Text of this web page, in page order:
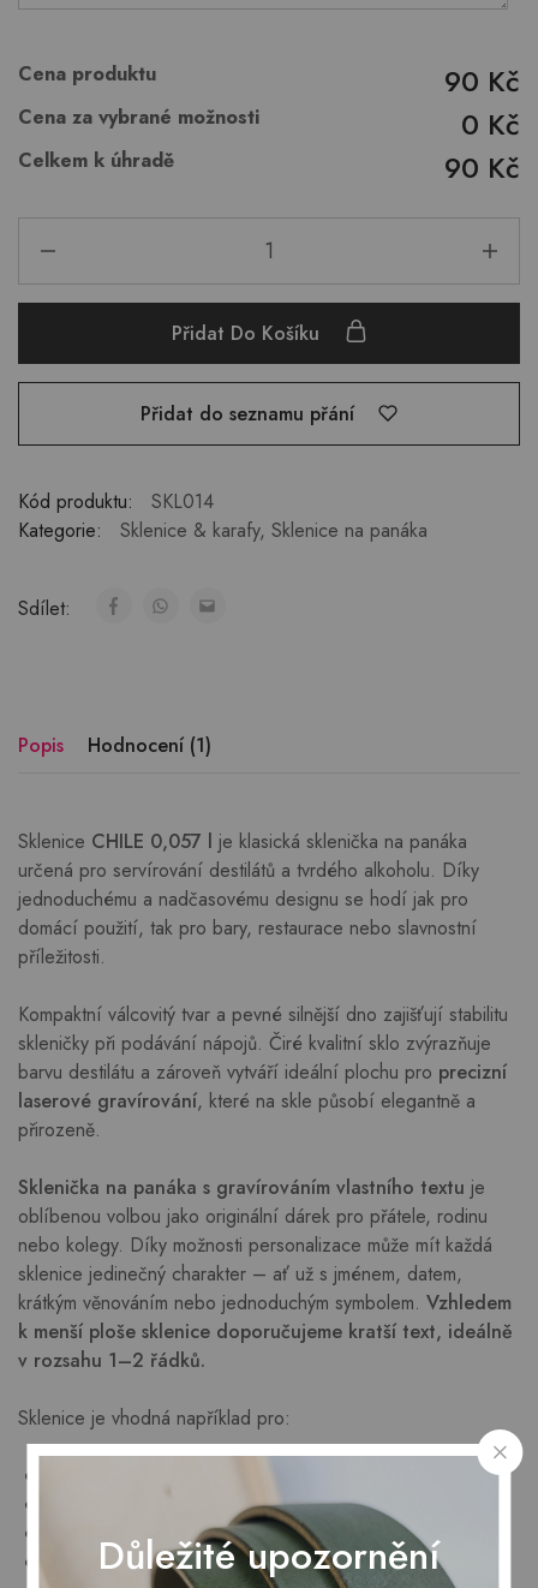
Cena produktu 90 Kč
Cena za vybrané možnosti 0 Kč
Celkem k úhradě 90 Kč
Přidat Do Košíku
Přidat do seznamu přání
Kód produktu:
SKL014
Kategorie:
Sklenice & karafy, Sklenice na panáka
Sdílet:
Popis Hodnocení (1)
Sklenice CHILE 0,057 l je klasická sklenička na panáka
určená pro servírování destilátů a tvrdého alkoholu. Díky
jednoduchému a nadčasovému designu se hodí jak pro
domácí použití, tak pro bary, restaurace nebo slavnostní
příležitosti.
Kompaktní válcovitý tvar a pevné silnější dno zajišťují stabilitu
skleničky při podávání nápojů. Čiré kvalitní sklo zvýrazňuje
barvu destilátu a zároveň vytváří ideální plochu pro precizní
laserové gravírování, které na skle působí elegantně a
přirozeně.
Sklenička na panáka s gravírováním vlastního textu je
oblíbenou volbou jako originální dárek pro přátele, rodinu
nebo kolegy. Díky možnosti personalizace může mít každá
sklenice jedinečný charakter – ať už s jménem, datem,
krátkým věnováním nebo jednoduchým symbolem. Vzhledem
k menší ploše sklenice doporučujeme kratší text, ideálně
v rozsahu 1–2 řádků.
Sklenice je vhodná například pro:
Důležité upozornění